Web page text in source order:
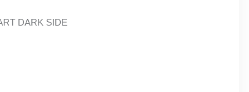
DARK SIDE